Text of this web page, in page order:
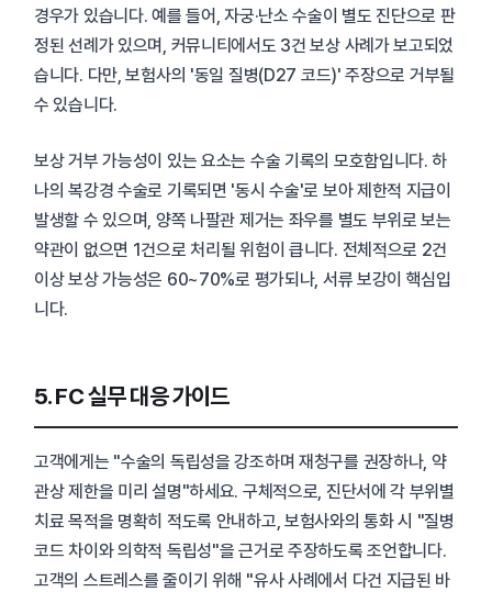
경우가 있습니다. 예를 들어, 자궁·난소 수술이 별도 진단으로 판
정된 선례가 있으며, 커뮤니티에서도 3건 보상 사례가 보고되었
습니다. 다만, 보험사의 '동일 질병(D27 코드)' 주장으로 거부될
수 있습니다.
보상 거부 가능성이 있는 요소는 수술 기록의 모호함입니다. 하
나의 복강경 수술로 기록되면 '동시 수술'로 보아 제한적 지급이
발생할 수 있으며, 양쪽 나팔관 제거는 좌우를 별도 부위로 보는
약관이 없으면 1건으로 처리될 위험이 큽니다. 전체적으로 2건
이상 보상 가능성은 60~70%로 평가되나, 서류 보강이 핵심입
니다.
5. FC 실무 대응 가이드
고객에게는 "수술의 독립성을 강조하며 재청구를 권장하나, 약
관상 제한을 미리 설명"하세요. 구체적으로, 진단서에 각 부위별
치료 목적을 명확히 적도록 안내하고, 보험사와의 통화 시 "질병
코드 차이와 의학적 독립성"을 근거로 주장하도록 조언합니다.
고객의 스트레스를 줄이기 위해 "유사 사례에서 다건 지급된 바